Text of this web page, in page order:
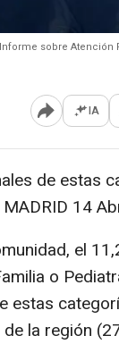
Informe sobre Atención
Abrir IA
de estas
14
el
o
estas
la región